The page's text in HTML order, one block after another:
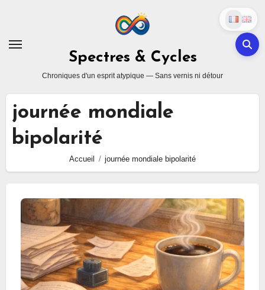
content
Spectres & Cycles
Chroniques d'un esprit atypique — Sans vernis ni détour
journée mondiale
bipolarité
Accueil journée mondiale bipolarité